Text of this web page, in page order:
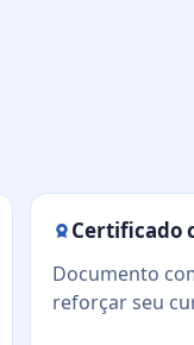
Certificado
Documento
reforçar seu